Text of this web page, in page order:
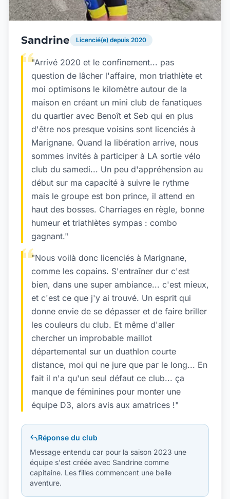
Sandrine Licencié(e) depuis 2020
"Arrivé 2020 et le confinement... pas
question de lâcher l'affaire, mon triathlète et
moi optimisons le kilomètre autour de la
maison en créant un mini club de fanatiques
du quartier avec Benoît et Seb qui en plus
d'être nos presque voisins sont licenciés à
Marignane. Quand la libération arrive, nous
sommes invités à participer à LA sortie vélo
club du samedi... Un peu d'appréhension au
début sur ma capacité à suivre le rythme
mais le groupe est bon prince, il attend en
haut des bosses. Charriages en règle, bonne
humeur et triathlètes sympas : combo
gagnant."
"Nous voilà donc licenciés à Marignane,
comme les copains. S'entraîner dur c'est
bien, dans une super ambiance... c'est mieux,
et c'est ce que j'y ai trouvé. Un esprit qui
donne envie de se dépasser et de faire briller
les couleurs du club. Et même d'aller
chercher un improbable maillot
départemental sur un duathlon courte
distance, moi qui ne jure que par le long... En
fait il n'a qu'un seul défaut ce club... ça
manque de féminines pour monter une
équipe D3, alors avis aux amatrices !"
Réponse du club
Message entendu car pour la saison 2023 une
équipe s'est créée avec Sandrine comme
capitaine. Les filles commencent une belle
aventure.